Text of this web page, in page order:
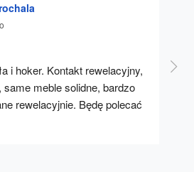
i hoker. Kontakt rewelacyjny,
same meble solidne, bardzo
rewelacyjnie. Będę polecać
A